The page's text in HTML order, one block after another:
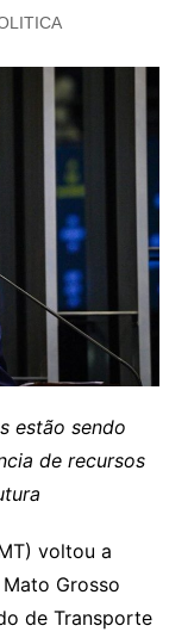
estão sendo
de recursos
voltou a
Grosso
de Transporte